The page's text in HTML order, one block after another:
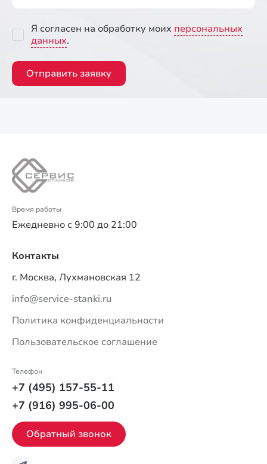
Я согласен на обработку моих персональных
данных.
Отправить заявку
Время работы
Ежедневно с 9:00 до 21:00
Контакты
г. Москва, Лухмановская 12
info@service-stanki.ru
Политика конфиденциальности
Пользовательское соглашение
Телефон
+7 (495) 157-55-11
+7 (916) 995-06-00
Обратный звонок